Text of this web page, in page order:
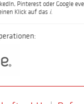
Pinterest oder Google
Klick auf das i.